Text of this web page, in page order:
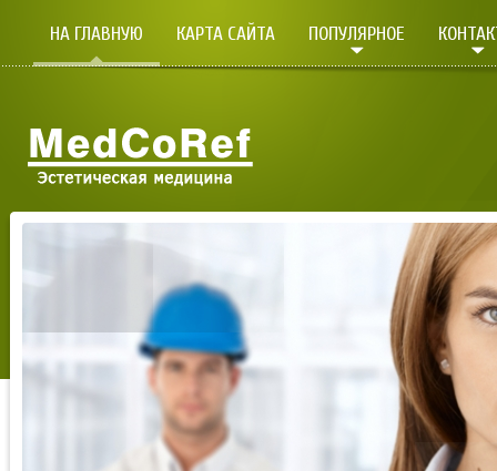
НА ГЛАВНУЮ КАРТА САЙТА ПОПУЛЯРНОЕ